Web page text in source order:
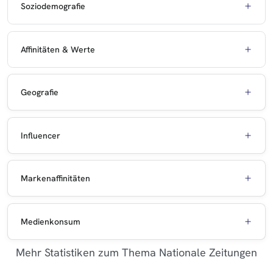
Soziodemografie
Affinitäten & Werte
Geografie
Influencer
Markenaffinitäten
Medienkonsum
Mehr Statistiken zum Thema Nationale Zeitungen